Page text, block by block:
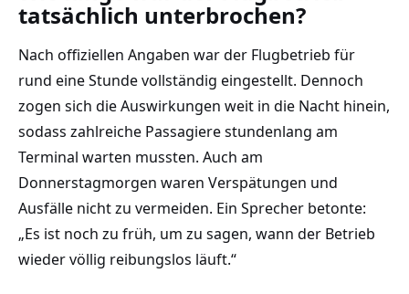
tatsächlich unterbrochen?
Nach offiziellen Angaben war der Flugbetrieb für
rund eine Stunde vollständig eingestellt. Dennoch
zogen sich die Auswirkungen weit in die Nacht hinein,
sodass zahlreiche Passagiere stundenlang am
Terminal warten mussten. Auch am
Donnerstagmorgen waren Verspätungen und
Ausfälle nicht zu vermeiden. Ein Sprecher betonte:
„Es ist noch zu früh, um zu sagen, wann der Betrieb
wieder völlig reibungslos läuft.“